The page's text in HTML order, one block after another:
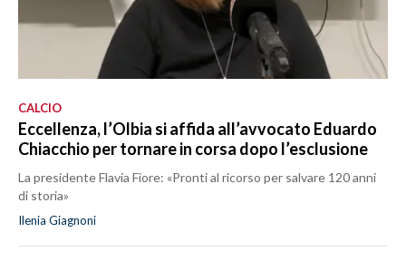
CALCIO
Eccellenza, l’Olbia si affida all’avvocato Eduardo
Chiacchio per tornare in corsa dopo l’esclusione
La presidente Flavia Fiore: «Pronti al ricorso per salvare 120 anni
di storia»
Ilenia Giagnoni